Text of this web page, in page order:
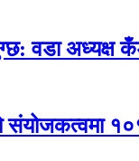
वडा अध्यक्ष
संयोजकत्वमा